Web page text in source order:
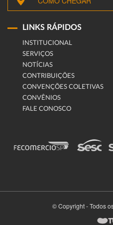
LINKS RÁPIDOS
INSTITUCIONAL
SERVIÇOS
NOTÍCIAS
CONTRIBUIÇÕES
CONVENÇÕES COLETIVAS
CONVÊNIOS
FALE CONOSCO
© Copyright - Todos